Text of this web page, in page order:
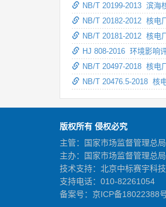
NB/T 20199-2013 滨海
NB/T 20182-2012 核电
NB/T 20181-2012 核电
HJ 808-2016 环境影响
NB/T 20497-2018 核电
NB/T 20476.5-2018 核
版权所有 侵权必究
主管：国家市场监督管理总
主办：国家市场监督管理总
技术支持：北京中标赛宇科
支持电话：010-82261054
备案号： 京ICP备18022388